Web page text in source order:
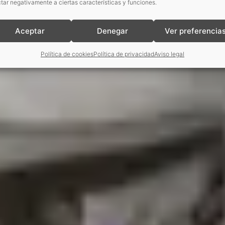
negativamente a ciertas características y funciones.
Aceptar Denegar Ver
Política de cookiesPolítica de privacidadAviso legal